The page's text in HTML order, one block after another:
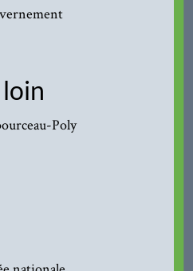
Poly